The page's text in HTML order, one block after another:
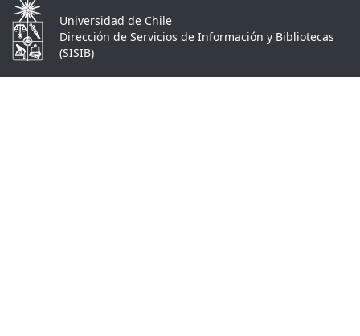
Universidad de Chile
Dirección de Servicios de Información y Bibliotecas
(SISIB)